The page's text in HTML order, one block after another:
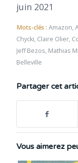
juin 2021
Mots-clés : Amazon,
Chycki, Claire Olier,
Jeff Bezos, Mathias
Belleville
Partager cet
Vous aimerez